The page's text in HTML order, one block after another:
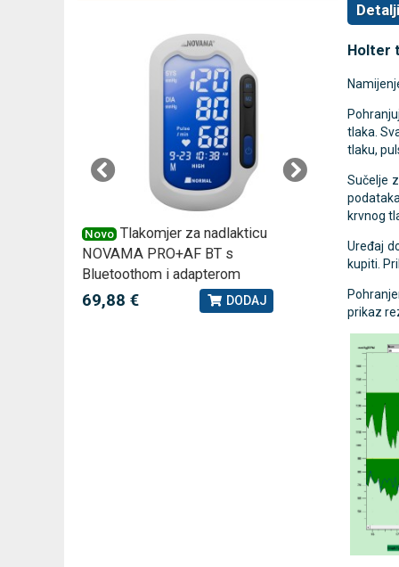
Detalji
Holter
tlaka.
tlaku,
Sučelje
krvnog
Uređaj
kupiti.
prikaz
Novo Tlakomjer za nadlakticu
NOVAMA PRO+AF BT s
Bluetoothom i adapterom
69,88 € DODAJ
tjedna